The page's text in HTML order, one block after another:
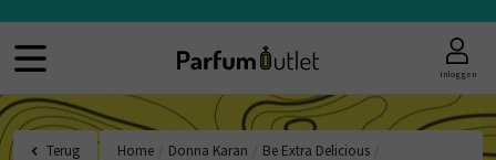
Inloggen
Terug Home Donna Karan Be Extra Delicious